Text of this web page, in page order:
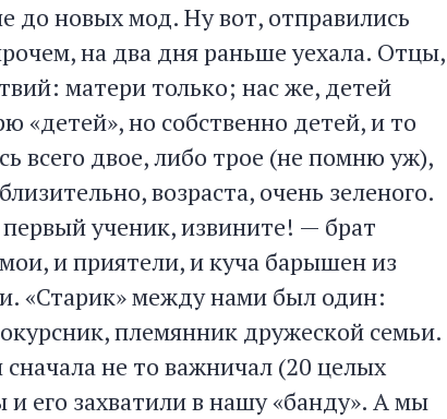
до новых мод. Ну вот, отправились
на два дня раньше уехала. Отцы,
матери только; нас же, детей
«детей», но собственно детей, и то
всего двое, либо трое (не помню уж),
возраста, очень зеленого.
ученик, извините! — брат
и приятели, и куча барышен из
«Старик» между нами был один:
племянник дружеской семьи.
не то важничал (20 целых
и его захватили в нашу «банду». А мы